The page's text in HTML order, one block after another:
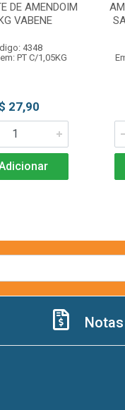
DE AMENDOIM
VABENE
4348
PT C/1,05KG
27,90